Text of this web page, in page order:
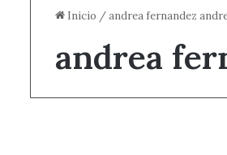
Inicio /andrea fernandez
andrea